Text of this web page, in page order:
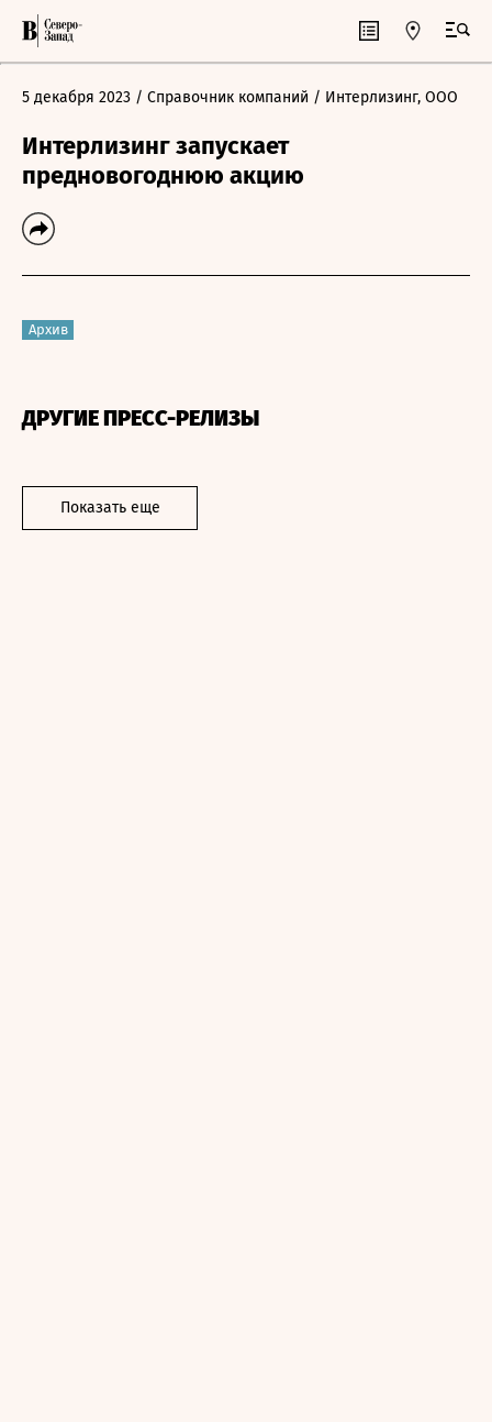
5 декабря 2023 / Справочник компаний / Интерлизинг, ООО
Интерлизинг запускает
предновогоднюю акцию
Архив
ДРУГИЕ ПРЕСС-РЕЛИЗЫ
Показать еще